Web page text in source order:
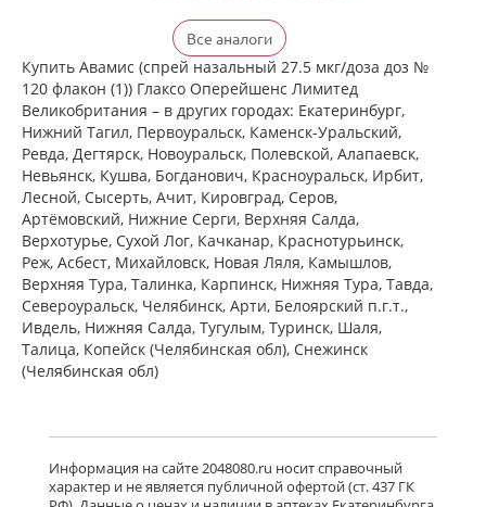
Флерзини (спрей назальный
дозированный 27.5 мкг/доза доз №
120 фл. (1)) Фармстандарт-
Лексредства ОАО г. Курск Россия
есть в 1 аптеках
от 872,00 до 872,00
достигнут конец страницы
Все аналоги
Купить Авамис (спрей назальный 27.5 мкг/доза доз №
120 флакон (1)) Глаксо Оперейшенс Лимитед
Великобритания – в других городах: Екатеринбург,
Нижний Тагил, Первоуральск, Каменск-Уральский,
Ревда, Дегтярск, Новоуральск, Полевской, Алапаевск,
Невьянск, Кушва, Богданович, Красноуральск, Ирбит,
Лесной, Сысерть, Ачит, Кировград, Серов,
Артёмовский, Нижние Cерги, Верхняя Салда,
Верхотурье, Сухой Лог, Качканар, Краснотурьинск,
Реж, Асбест, Михайловск, Новая Ляля, Камышлов,
Верхняя Тура, Талинка, Карпинск, Нижняя Тура, Тавда,
Североуральск, Челябинск, Арти, Белоярский п.г.т.,
Ивдель, Нижняя Салда, Тугулым, Туринск, Шаля,
Талица, Копейск (Челябинская обл), Снежинск
(Челябинская обл)
Информация на сайте 2048080.ru носит справочный
характер и не является публичной офертой (ст. 437 ГК